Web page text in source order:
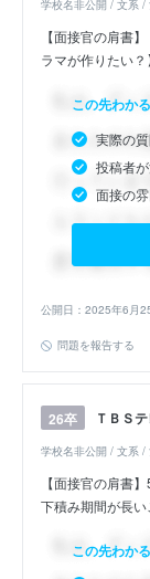
学校名非公開 / 文系 /
【面接官の肩書
ラマが作りたい
この先わか
実際の
投稿者
面接の
公開日：2025年6月
問題を報告する
26卒 ＴＢＳ
学校名非公開 / 文系 /
【面接官の肩書
下積み期間が長
この先わか